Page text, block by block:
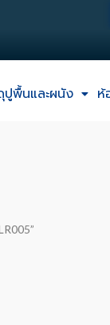
ปูพื้นและผนัง ห้